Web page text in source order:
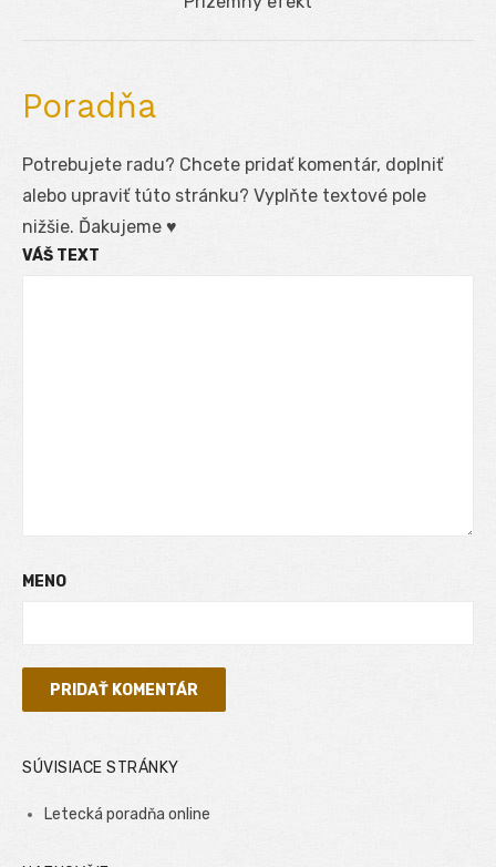
Poradňa
Potrebujete radu? Chcete pridať komentár, doplniť
alebo upraviť túto stránku? Vyplňte textové pole
nižšie. Ďakujeme ♥
VÁŠ TEXT
MENO
SÚVISIACE STRÁNKY
Letecká poradňa online